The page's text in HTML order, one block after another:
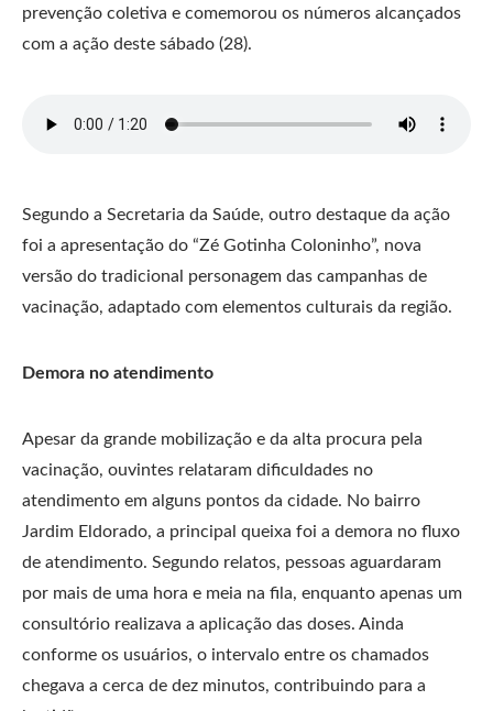
prevenção coletiva e comemorou os números alcançados
com a ação deste sábado (28).
Segundo a Secretaria da Saúde, outro destaque da ação
foi a apresentação do “Zé Gotinha Coloninho”, nova
versão do tradicional personagem das campanhas de
vacinação, adaptado com elementos culturais da região.
Demora no atendimento
Apesar da grande mobilização e da alta procura pela
vacinação, ouvintes relataram dificuldades no
atendimento em alguns pontos da cidade. No bairro
Jardim Eldorado, a principal queixa foi a demora no fluxo
de atendimento. Segundo relatos, pessoas aguardaram
por mais de uma hora e meia na fila, enquanto apenas um
consultório realizava a aplicação das doses. Ainda
conforme os usuários, o intervalo entre os chamados
chegava a cerca de dez minutos, contribuindo para a